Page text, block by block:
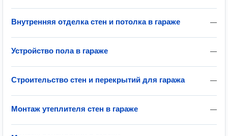
—
Внутренняя отделка стен и потолка в гараже
—
Устройство пола в гараже
—
Строительство стен и перекрытий для гаража
—
Монтаж утеплителя стен в гараже